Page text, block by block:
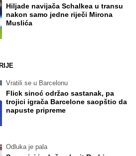
Hiljade navijača Schalkea u transu
nakon samo jedne riječi Mirona
Muslića
Vratili se u Barcelonu
Flick sinoć održao sastanak, pa
trojici igrača Barcelone saopštio da
napuste pripreme
Odluka je pala